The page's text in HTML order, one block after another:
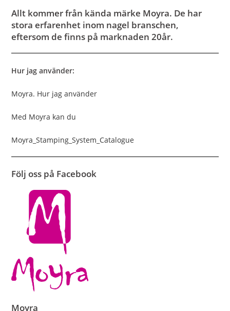
Allt kommer från kända märke Moyra. De har
stora erfarenhet inom nagel branschen,
eftersom de finns på marknaden 20år.
Hur jag använder:
Moyra. Hur jag använder
Med Moyra kan du
Moyra_Stamping_System_Catalogue
Följ oss på Facebook
Moyra